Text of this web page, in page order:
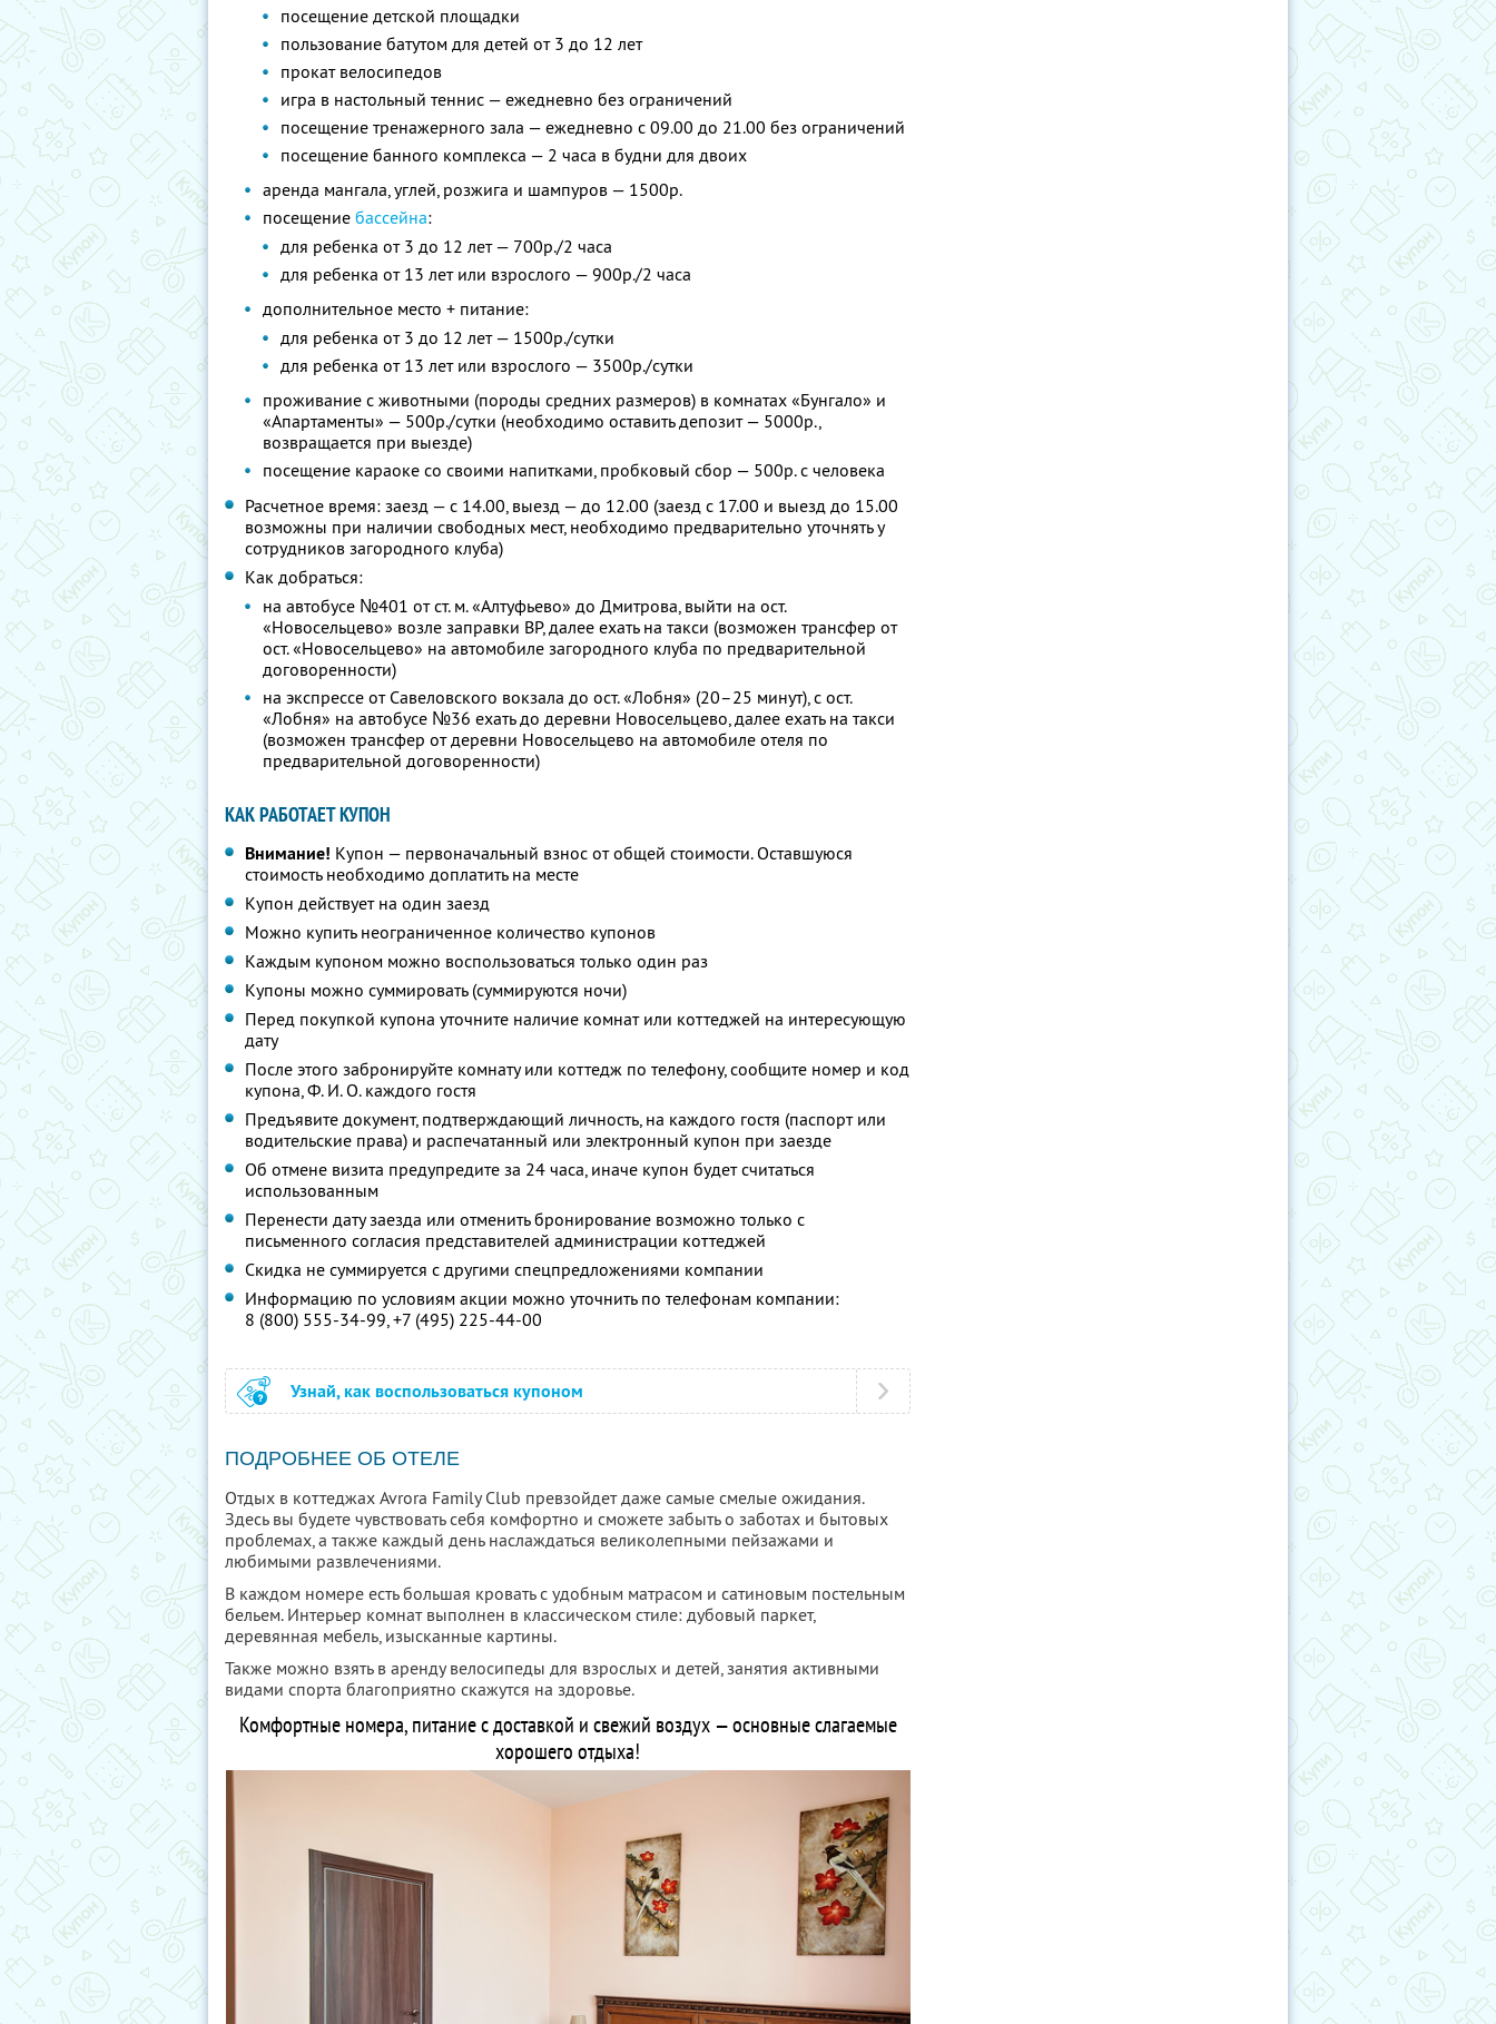
посещение детской площадки
пользование батутом для детей от 3 до 12 лет
прокат велосипедов
игра в настольный теннис — ежедневно без ограничений
посещение тренажерного зала — ежедневно с 09.00 до 21.00 без ограничений
посещение банного комплекса — 2 часа в будни для двоих
аренда мангала, углей, розжига и шампуров — 1500р.
посещение бассейна:
для ребенка от 3 до 12 лет — 700р./2 часа
для ребенка от 13 лет или взрослого — 900р./2 часа
дополнительное место + питание:
для ребенка от 3 до 12 лет — 1500р./сутки
для ребенка от 13 лет или взрослого — 3500р./сутки
проживание с животными (породы средних размеров) в комнатах «Бунгало» и
«Апартаменты» — 500р./сутки (необходимо оставить депозит — 5000р.,
возвращается при выезде)
посещение караоке со своими напитками, пробковый сбор — 500р. с человека
Расчетное время: заезд — с 14.00, выезд — до 12.00 (заезд с 17.00 и выезд до 15.00
возможны при наличии свободных мест, необходимо предварительно уточнять у
сотрудников загородного клуба)
Как добраться:
на автобусе №401 от ст. м. «Алтуфьево» до Дмитрова, выйти на ост.
«Новосельцево» возле заправки BP, далее ехать на такси (возможен трансфер от
ост. «Новосельцево» на автомобиле загородного клуба по предварительной
договоренности)
на экспрессе от Савеловского вокзала до ост. «Лобня» (20–25 минут), с ост.
«Лобня» на автобусе №36 ехать до деревни Новосельцево, далее ехать на такси
(возможен трансфер от деревни Новосельцево на автомобиле отеля по
предварительной договоренности)
КАК РАБОТАЕТ КУПОН
Внимание! Купон — первоначальный взнос от общей стоимости. Оставшуюся
стоимость необходимо доплатить на месте
Купон действует на один заезд
Можно купить неограниченное количество купонов
Каждым купоном можно воспользоваться только один раз
Купоны можно суммировать (суммируются ночи)
Перед покупкой купона уточните наличие комнат или коттеджей на интересующую
дату
После этого забронируйте комнату или коттедж по телефону, сообщите номер и код
купона,Ф. И. О.каждого гостя
Предъявите документ, подтверждающий личность, на каждого гостя (паспорт или
водительские права) и распечатанный или электронный купон при заезде
Об отмене визита предупредите за 24 часа, иначе купон будет считаться
использованным
Перенести дату заезда или отменить бронирование возможно только с
письменного согласия представителей администрации коттеджей
Скидка не суммируется с другими спецпредложениями компании
Информацию по условиям акции можно уточнить по телефонам компании:
8 (800) 555-34-99, +7 (495) 225-44-00
Узнай, как воспользоваться купоном
ПОДРОБНЕЕ ОБ ОТЕЛЕ
Отдых в коттеджах Avrora Family Club превзойдет даже самые смелые ожидания.
Здесь вы будете чувствовать себя комфортно и сможете забыть о заботах и бытовых
проблемах, а также каждый день наслаждаться великолепными пейзажами и
любимыми развлечениями.
В каждом номере есть большая кровать с удобным матрасом и сатиновым постельным
бельем. Интерьер комнат выполнен в классическом стиле: дубовый паркет,
деревянная мебель, изысканные картины.
Также можно взять в аренду велосипеды для взрослых и детей, занятия активными
видами спорта благоприятно скажутся на здоровье.
Комфортные номера, питание с доставкой и свежий воздух — основные слагаемые
хорошего отдыха!